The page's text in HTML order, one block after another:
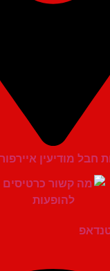
איירפורט סיטי